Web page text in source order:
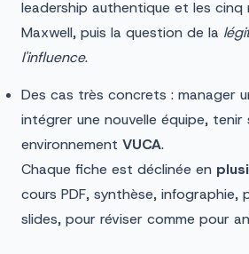
leadership authentique et les cinq
Maxwell, puis la question de la
l'influence.
Des cas très concrets : manager
intégrer une nouvelle équipe,
environnement VUCA.
Chaque fiche est déclinée en
cours PDF, synthèse,
slides, pour réviser comme pour